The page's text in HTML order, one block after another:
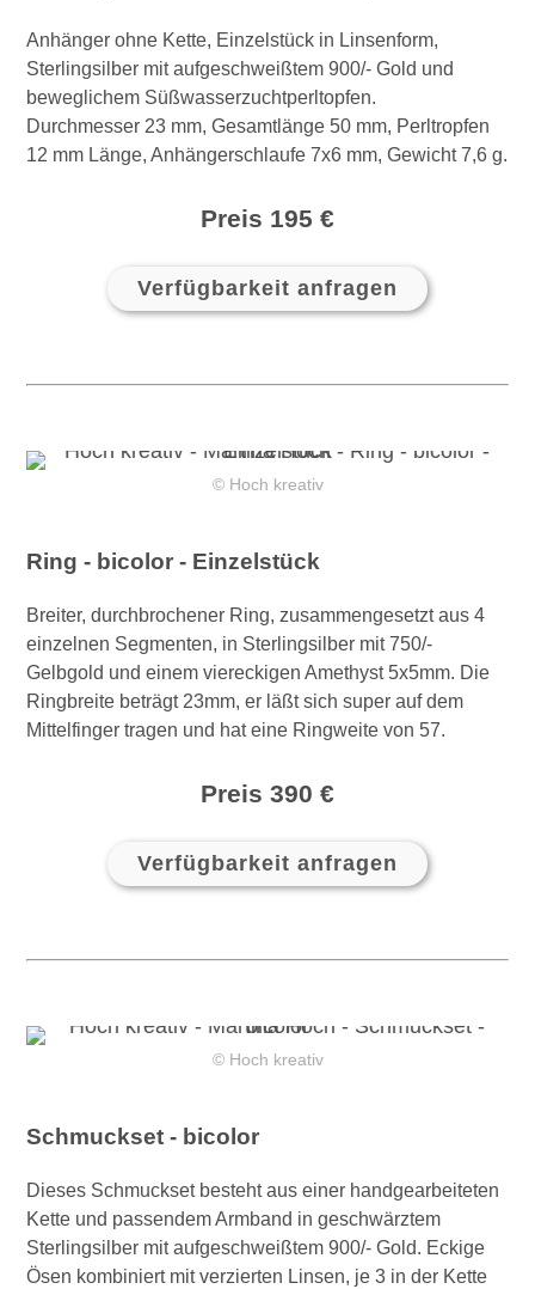
Anhänger ohne Kette, Einzelstück in Linsenform,
Sterlingsilber mit aufgeschweißtem 900/- Gold und
beweglichem Süßwasserzuchtperltopfen.
Durchmesser 23 mm, Gesamtlänge 50 mm, Perltropfen
12 mm Länge, Anhängerschlaufe 7x6 mm, Gewicht 7,6 g.
Preis 195 €
Verfügbarkeit anfragen
© Hoch kreativ
Ring - bicolor - Einzelstück
Breiter, durchbrochener Ring, zusammengesetzt aus 4
einzelnen Segmenten, in Sterlingsilber mit 750/-
Gelbgold und einem viereckigen Amethyst 5x5mm. Die
Ringbreite beträgt 23mm, er läßt sich super auf dem
Mittelfinger tragen und hat eine Ringweite von 57.
Preis 390 €
Verfügbarkeit anfragen
© Hoch kreativ
Schmuckset - bicolor
Dieses Schmuckset besteht aus einer handgearbeiteten
Kette und passendem Armband in geschwärztem
Sterlingsilber mit aufgeschweißtem 900/- Gold. Eckige
Ösen kombiniert mit verzierten Linsen, je 3 in der Kette